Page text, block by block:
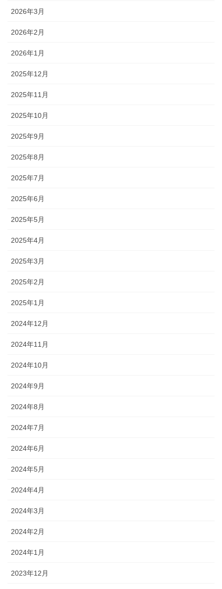
2026年3月
2026年2月
2026年1月
2025年12月
2025年11月
2025年10月
2025年9月
2025年8月
2025年7月
2025年6月
2025年5月
2025年4月
2025年3月
2025年2月
2025年1月
2024年12月
2024年11月
2024年10月
2024年9月
2024年8月
2024年7月
2024年6月
2024年5月
2024年4月
2024年3月
2024年2月
2024年1月
2023年12月